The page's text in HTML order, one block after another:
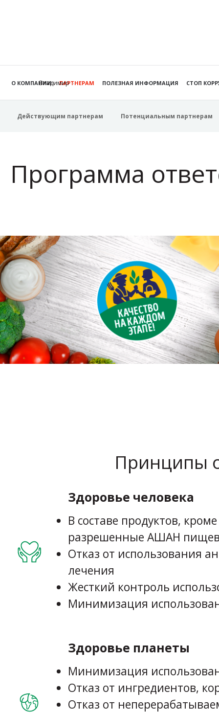
Владимир
О КОМПАНИИ ПАРТНЕРАМ ПОЛЕЗНАЯ ИНФОРМАЦИЯ СТОП
Действующим партнерам Потенциальным партнерам
Программа
Принципы
Здоровье человека
В составе продуктов,
разрешенные АШАН
Отказ от использования
лечения
Жесткий контроль
Минимизация
Здоровье планеты
Минимизация
Отказ от ингредиентов,
Отказ от